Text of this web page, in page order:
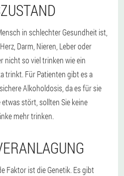
in schlechter Gesundheit ist,
Darm, Nieren, Leber oder
nicht so viel trinken wie ein
trinkt. Für Patienten gibt es a
Alkoholdosis, da es für sie
stört, sollten Sie keine
mehr trinken.
Faktor ist die Genetik. Es gibt